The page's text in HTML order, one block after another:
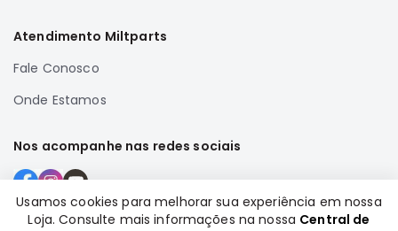
Airtrek
Grandis
Atendimento Miltparts
Fale Conosco
Onde Estamos
Nos acompanhe nas redes sociais
Usamos cookies para melhorar sua experiência em nossa
Loja. Consulte mais informações na nossa Central de